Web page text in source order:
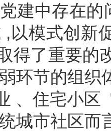
建中存在
,以模式创新
得了重要
环节的组织
住宅小区 "
市社区而